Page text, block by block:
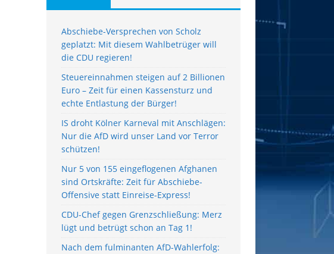
Abschiebe-Versprechen von Scholz
geplatzt: Mit diesem Wahlbetrüger will
die CDU regieren!
Steuereinnahmen steigen auf 2 Billionen
Euro – Zeit für einen Kassensturz und
echte Entlastung der Bürger!
IS droht Kölner Karneval mit Anschlägen:
Nur die AfD wird unser Land vor Terror
schützen!
Nur 5 von 155 eingeflogenen Afghanen
sind Ortskräfte: Zeit für Abschiebe-
Offensive statt Einreise-Express!
CDU-Chef gegen Grenzschließung: Merz
lügt und betrügt schon an Tag 1!
Nach dem fulminanten AfD-Wahlerfolg: